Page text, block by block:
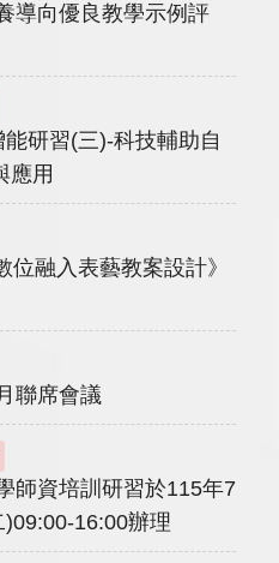
導向優良教學示例評
研習(三)-科技輔助自
應用
融入表藝教案設計》
聯席會議
師資培訓研習於115年7
16:00辦理